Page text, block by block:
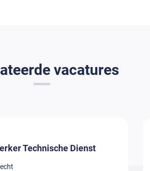
vacatures
Technische Dienst